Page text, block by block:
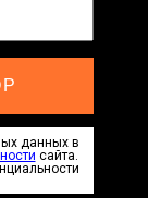
данных в
сайта.